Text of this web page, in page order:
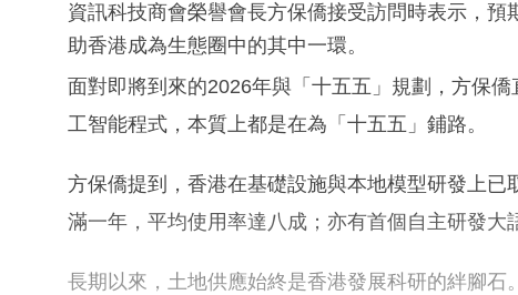
資訊科技商會榮譽會長方保僑接受訪問時表示，
助香港成為生態圈中的其中一環。
面對即將到來的2026年與「十五五」規劃，方保
工智能程式，本質上都是在為「十五五」鋪路。
方保僑提到，香港在基礎設施與本地模型研發上
滿一年，平均使用率達八成；亦有首個自主研發大
長期以來，土地供應始終是香港發展科研的絆腳